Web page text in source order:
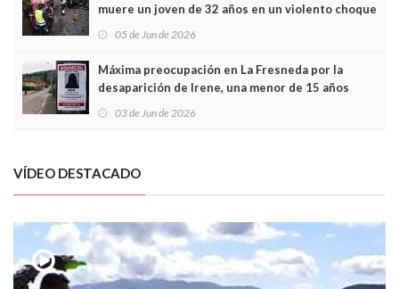
muere un joven de 32 años en un violento choque
frontal
05 de Jun de 2026
Máxima preocupación en La Fresneda por la
desaparición de Irene, una menor de 15 años
03 de Jun de 2026
VÍDEO DESTACADO